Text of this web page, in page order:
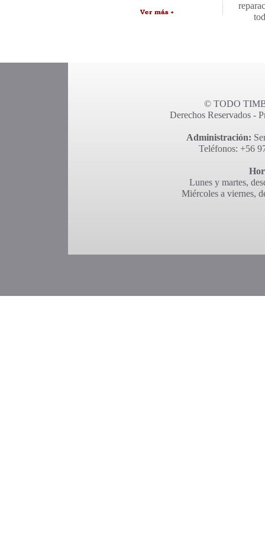
© TODO
Derechos Reservados -
Administración:
Teléfonos: +56
Lunes y martes,
Miércoles a viernes,